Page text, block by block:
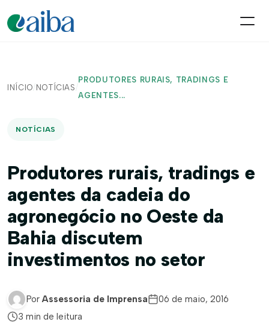
INÍCIO/ NOTÍCIAS /
PRODUTORES RURAIS, TRADINGS E
AGENTES...
NOTÍCIAS
Produtores rurais, tradings e
agentes da cadeia do
agronegócio no Oeste da
Bahia discutem
investimentos no setor
Por Assessoria de Imprensa
06 de maio, 2016
3 min de leitura